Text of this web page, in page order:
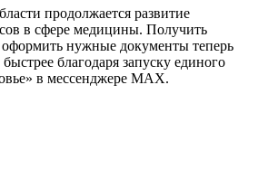
продолжается развитие
в сфере медицины. Получить
нужные документы теперь
благодаря запуску единого
в мессенджере MAX.